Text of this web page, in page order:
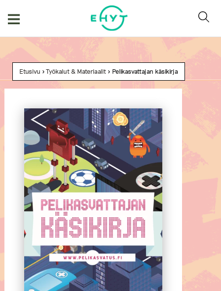
Etusivu >Työkalut & Materiaalit> Pelikasvattajan käsikirja